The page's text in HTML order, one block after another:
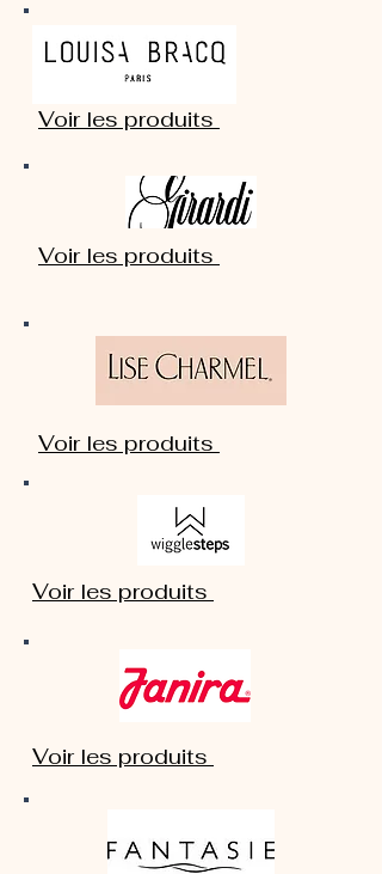
Voir les produits
Voir les produits
Voir les produits
Voir les produits
Voir les produits